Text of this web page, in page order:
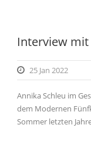
Interview mit
25 Jan 2022
Annika Schleu im
dem Modernen
Sommer letzten